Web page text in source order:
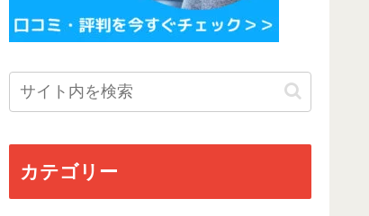
カテゴリー